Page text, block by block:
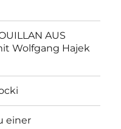
AUS
Wolfgang Hajek
einer